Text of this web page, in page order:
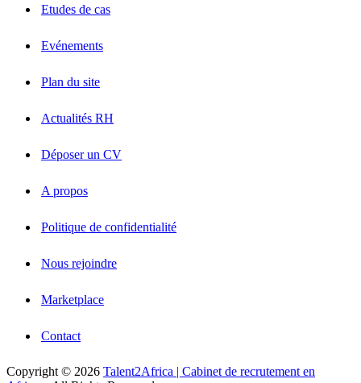
Etudes de cas
Evénements
Plan du site
Actualités RH
Déposer un CV
A propos
Politique de confidentialité
Nous rejoindre
Marketplace
Contact
Copyright © 2026 Talent2Africa | Cabinet de recrutement en